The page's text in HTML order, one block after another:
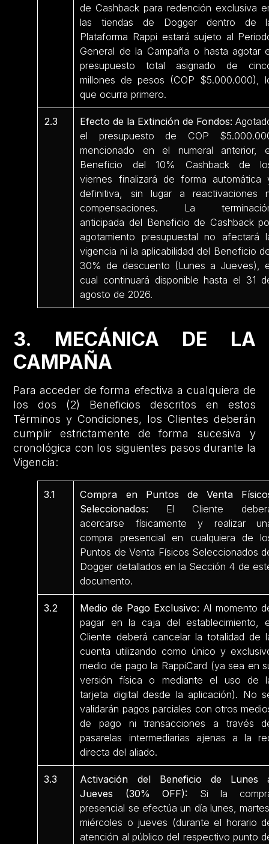
de Cashback para redención exclusiva
las tiendas de Dogger dentro de
Plataforma Rappi estará sujeto al
General de la Campaña o hasta agotar
presupuesto total asignado de
millones de pesos (COP $5.000.000),
que ocurra primero.
2.3 Efecto de la Extinción de Fondos:
el presupuesto de COP
mencionado en el numeral anterior,
Beneficio del 10% Cashback de
viernes finalizará de forma automática
definitiva, sin lugar a reactivaciones
compensaciones. La
anticipada del Beneficio de Cashback
agotamiento presupuestal no afectará
vigencia ni la aplicabilidad del Beneficio
30% de descuento (Lunes a Jueves),
cual continuará disponible hasta el 31
agosto de 2026.
3. MECÁNICA DE LA
CAMPAÑA
Para acceder de forma efectiva a cualquiera de
los dos (2) Beneficios descritos en estos
Términos y Condiciones, los Clientes deberán
cumplir estrictamente de forma sucesiva y
cronológica con los siguientes pasos durante la
Vigencia:
3.1
Compra en Puntos de Venta
Seleccionados: El Cliente
acercarse físicamente y realizar
compra presencial en cualquiera de
Puntos de Venta Físicos Seleccionados
Dogger detallados en la Sección 4 de
documento.
3.2 Medio de Pago Exclusivo: Al momento
pagar en la caja del establecimiento,
Cliente deberá cancelar la totalidad de
cuenta utilizando como único y
medio de pago la RappiCard (ya sea en
versión física o mediante el uso de
tarjeta digital desde la aplicación). No
validarán pagos parciales con otros
de pago ni transacciones a través
pasarelas intermediarias ajenas a la
directa del aliado.
3.3
Activación del Beneficio de Lunes
Jueves (30% OFF): Si la
presencial se efectúa un día lunes,
miércoles o jueves (durante el horario
atención al público del respectivo punto